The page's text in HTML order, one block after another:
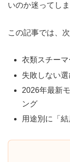
いのか迷ってし
この記事では、
衣類スチー
失敗しない
2026年最新
ング
用途別に「